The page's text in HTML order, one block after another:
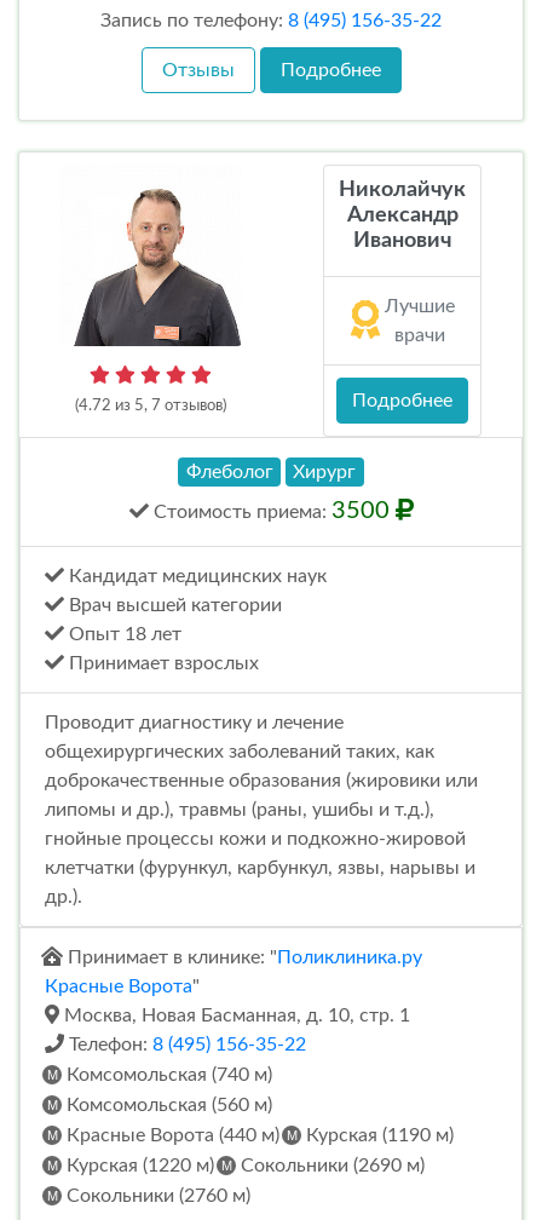
Запись по телефону: 8 (495) 156-35-22
Отзывы Подробнее
(4.72 из 5, 7 отзывов)
Николайчук
Александр
Иванович
Лучшие
врачи
Подробнее
Флеболог Хирург
Стоимость приема: 3500
Кандидат медицинских наук
Врач высшей категории
Опыт 18 лет
Принимает взрослых
Проводит диагностику и лечение
общехирургических заболеваний таких, как
доброкачественные образования (жировики или
липомы и др.), травмы (раны, ушибы и т.д.),
гнойные процессы кожи и подкожно-жировой
клетчатки (фурункул, карбункул, язвы, нарывы и
др.).
Принимает в клинике: " Поликлиника.ру
Красные Ворота"
Москва, Новая Басманная, д. 10, стр. 1
Телефон: 8 (495) 156-35-22
Комсомольская (740 м)
Комсомольская (560 м)
Красные Ворота (440 м)
Курская (1190 м)
Курская (1220 м)
Сокольники (2690 м)
Сокольники (2760 м)